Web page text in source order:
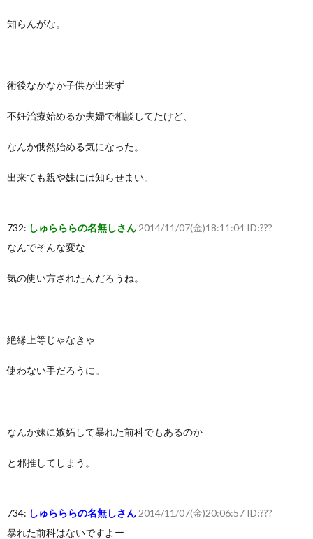
知らんがな。
術後なかなか子供が出来ず
不妊治療始めるか夫婦で相談してたけど、
なんか俄然始める気になった。
出来ても親や妹には知らせまい。
732: しゅらららの名無しさん 2014/11/07(金)18:11:04 ID:???
なんでそんな変な
気の使い方されたんだろうね。
絶縁上等じゃなきゃ
使わない手だろうに。
なんか妹に嫉妬して暴れた前科でもあるのか
と邪推してしまう。
734: しゅらららの名無しさん 2014/11/07(金)20:06:57 ID:???
暴れた前科はないですよー